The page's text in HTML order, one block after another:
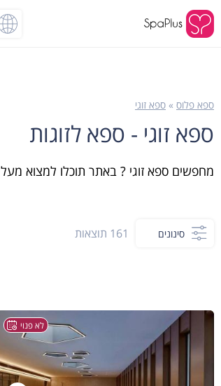
ספא פלוס » ספא זוגי
ספא זוגי - ספא לזוגות
מחפשים ספא זוגי ? באתר תוכלו למצוא מעל 150 בתי ספא עם מבחר חבילות ספא לזוגות הכוללים בדיוק את מה שאתם רוצים ועכשיו בהזמנת אונליין
סינונים 161 תוצאות
לא פנוי